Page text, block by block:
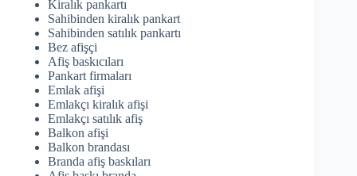
Kiralık pankartı
Sahibinden kiralık pankart
Sahibinden satılık pankartı
Bez afişçi
Afiş baskıcıları
Pankart firmaları
Emlak afişi
Emlakçı kiralık afişi
Emlakçı satılık afiş
Balkon afişi
Balkon brandası
Branda afiş baskıları